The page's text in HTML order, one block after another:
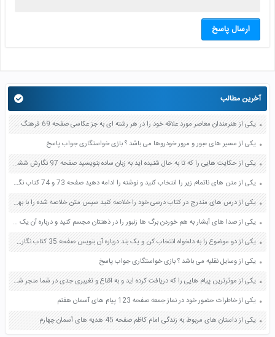
ارسال پاسخ
آخرین مطالب
یکی از هنرمندان معاصر مورد علاقه خود را در هر رشته ای به جز عکاسی صفحه 69 فرهنگ و هنر نهم
یکی از مسیر های عبور و مرور خودروها می باشد ؟ بازی خواستگاری جواب پاسخ
یکی از حکایت هایی را که تا به حال شنیده اید به زبان ساده بنویسید صفحه 97 نگارش ششم دبستان
یکی از متن های ناتمام زیر را انتخاب کنید و نوشته را ادامه دهید صفحه 73 و 74 کتاب نگارش فارسی پنجم دبستان
یکی از درس های مندرج در کتاب درسی خود را خلاصه کنید سپس متن خلاصه شده را با بهره گیری از روش های دسته بندی نمودار جدول نقشه مفهومی نشان دهید صفحه 118 نگارش یازدهم
یکی از صدا های آبشار به هم خوردن برگ ها زنبور را در ذهنتان مجسم کنید و درباره آن یک بند بنویسید صفحه 11 نگارش پنجم
یکی از دو موضوع را به دلخواه انتخاب کن و یک بند درباره آن بنویس صفحه 35 کتاب نگارش فارسی سوم
یکی از وسایل نقلیه می باشد ؟ بازی خواستگاری جواب پاسخ
یکی از موثرترین پیام هایی را که دریافت کرده اید و به اقناع و تغییری جدی در شما منجر شده است برسی کنید و علت این تاثیر گذاری قابل توجه را بنویسید صفحه 52 تفکر و سواد رسانه ای دهم
یکی از خاطرات حضور خود در نماز جمعه صفحه 123 پیام های آسمان هفتم
یکی از داستان های مربوط به زندگی امام کاظم صفحه 45 هدیه های آسمان چهارم